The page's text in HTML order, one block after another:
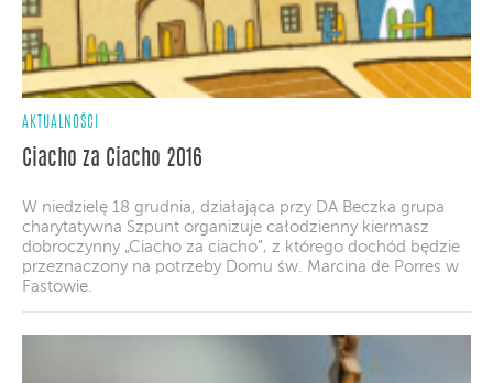
AKTUALNOŚCI
Ciacho za Ciacho 2016
W niedzielę 18 grudnia, działająca przy DA Beczka grupa
charytatywna Szpunt organizuje całodzienny kiermasz
dobroczynny „Ciacho za ciacho”, z którego dochód będzie
przeznaczony na potrzeby Domu św. Marcina de Porres w
Fastowie.